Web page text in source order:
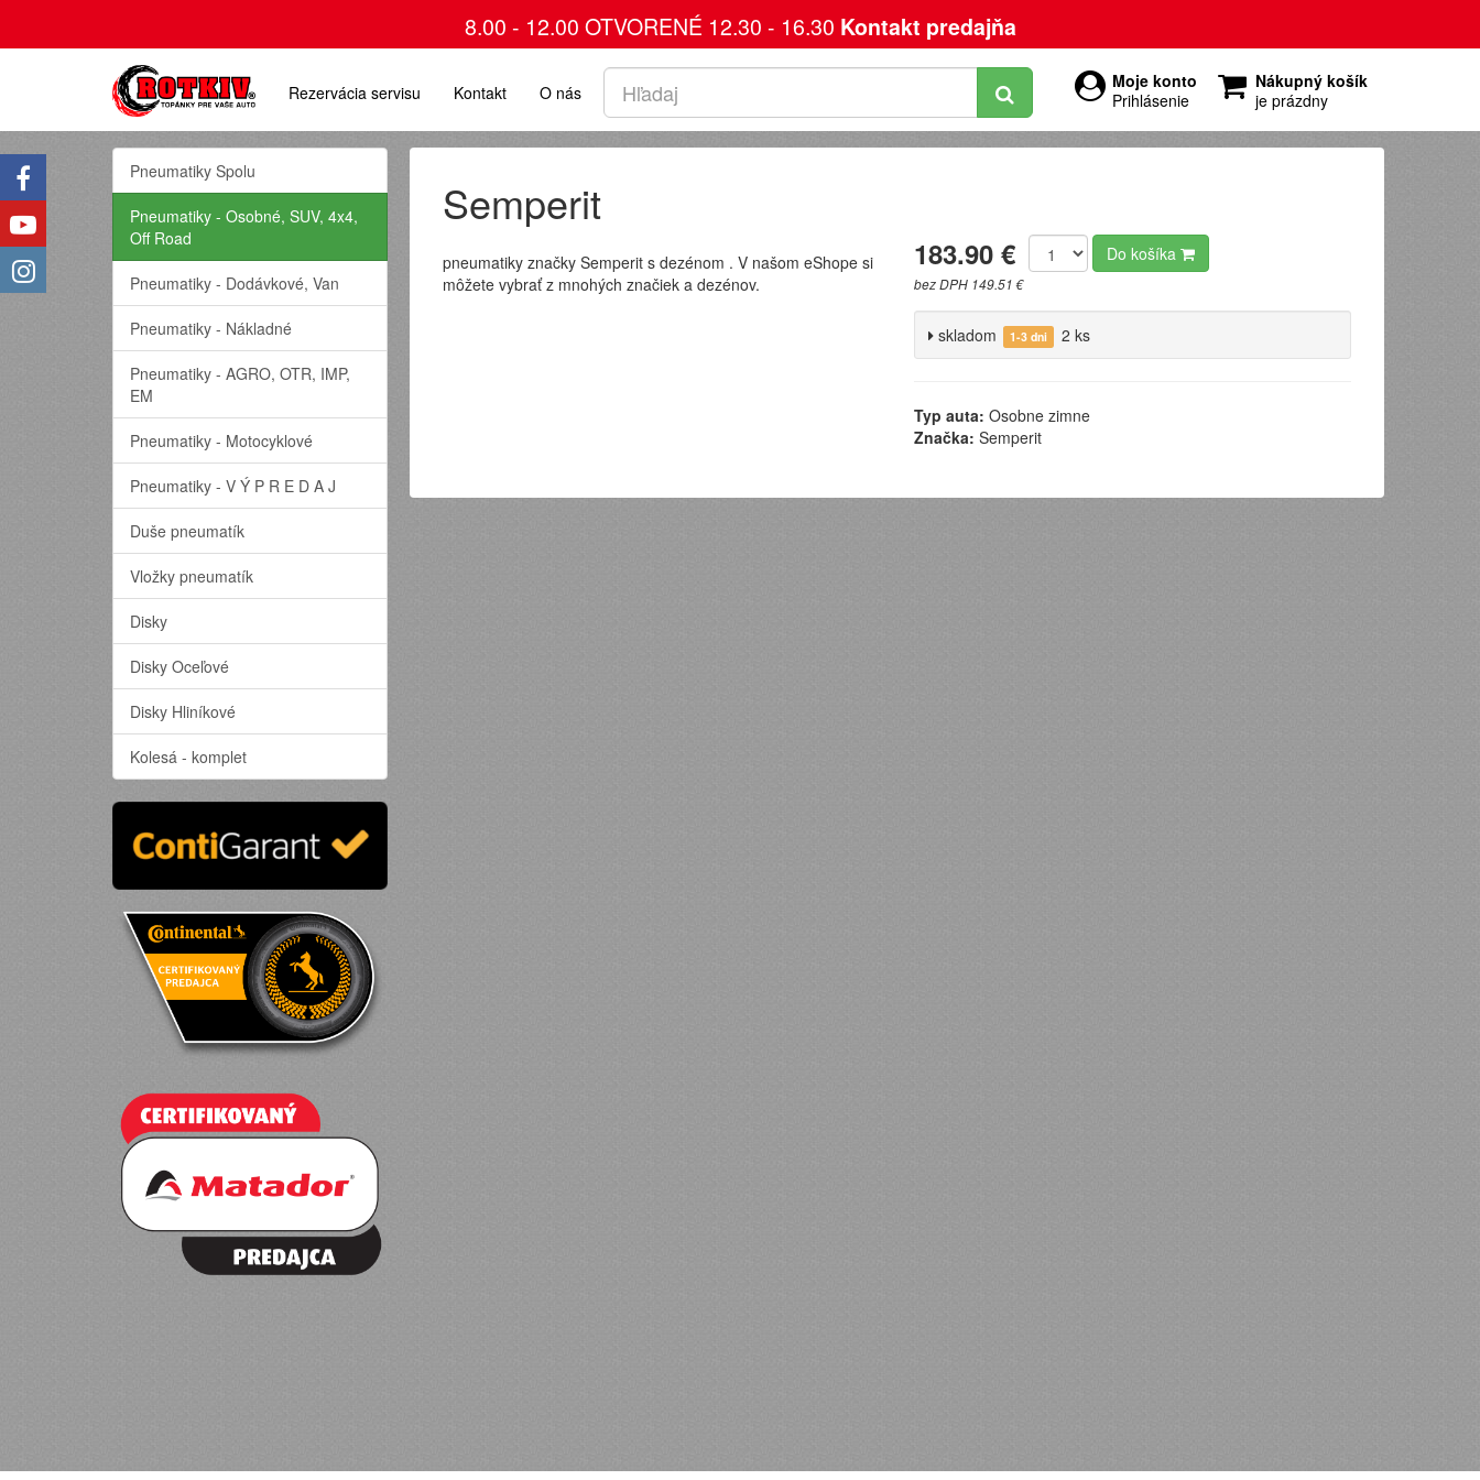
8.00 - 12.00 OTVORENÉ 12.30 - 16.30 Kontakt predajňa
Moje konto
Prihlásenie
Nákupný košík
je prázdny
Rezervácia servisu Kontakt O nás
Semperit
pneumatiky značky Semperit s dezénom . V našom eShope si
môžete vybrať z mnohých značiek a dezénov.
183.90 €
bez DPH 149.51 €
Do košíka
skladom 1-3 dni 2 ks
Typ auta: Osobne zimne
Značka: Semperit
Pneumatiky Spolu
Pneumatiky - Osobné, SUV, 4x4,
Off Road
Pneumatiky - Dodávkové, Van
Pneumatiky - Nákladné
Pneumatiky - AGRO, OTR, IMP,
EM
Pneumatiky - Motocyklové
Pneumatiky - V Ý P R E D A J
Duše pneumatík
Vložky pneumatík
Disky
Disky Oceľové
Disky Hliníkové
Kolesá - komplet